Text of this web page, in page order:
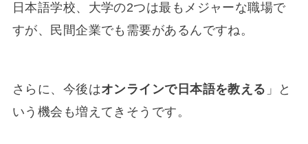
日本語学校、大学の2つは最もメジャーな職場で
すが、民間企業でも需要があるんですね。
さらに、今後はオンラインで日本語を教える 」と
いう機会も増えてきそうです。